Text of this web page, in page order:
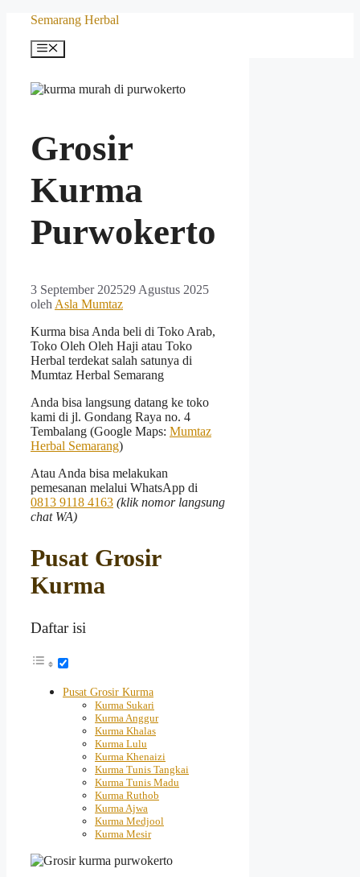
Langsung
Semarang Herbal
Menu
Grosir
Kurma
Purwokerto
3 September 202529 Agustus 2025
oleh Asla Mumtaz
Kurma bisa Anda beli di Toko Arab,
Toko Oleh Oleh Haji atau Toko
Herbal terdekat salah satunya di
Mumtaz Herbal Semarang
Anda bisa langsung datang ke toko
kami di jl. Gondang Raya no. 4
Tembalang (Google Maps: Mumtaz
Herbal Semarang)
Atau Anda bisa melakukan
pemesanan melalui WhatsApp di
0813 9118 4163 (klik nomor langsung
chat WA)
Pusat Grosir
Kurma
Daftar isi
Pusat Grosir Kurma
Kurma Sukari
Kurma Anggur
Kurma Khalas
Kurma Lulu
Kurma Khenaizi
Kurma Tunis Tangkai
Kurma Tunis Madu
Kurma Ruthob
Kurma Ajwa
Kurma Medjool
Kurma Mesir